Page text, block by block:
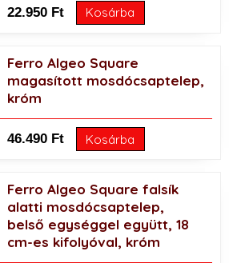
22.950 Ft Kosárba
Ferro Algeo Square
magasított mosdócsaptelep,
króm
46.490 Ft Kosárba
Ferro Algeo Square falsík
alatti mosdócsaptelep,
belső egységgel együtt, 18
cm-es kifolyóval, króm